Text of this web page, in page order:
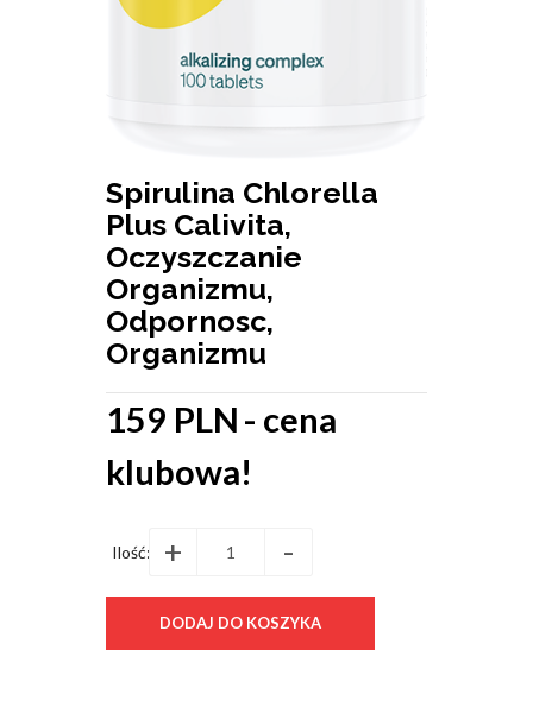
Spirulina Chlorella
Plus Calivita,
Oczyszczanie
Organizmu,
Odpornosc,
Organizmu
159 PLN - cena
klubowa!
Ilość: + -